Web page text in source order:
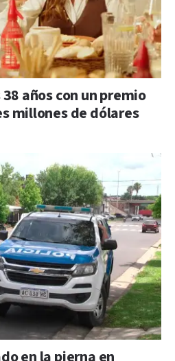
años con un premio
millones de dólares
en la pierna en